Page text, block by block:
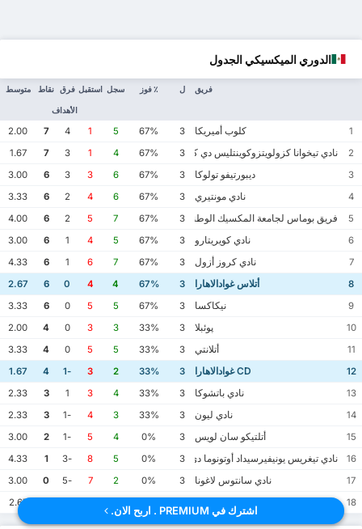
الدوري الميكسيكي الجدول
فريق ل ٪ فوز سجل استقبل فرق
الأهداف
نقاط متوسط
1 كلوب أميريكا 3
67%
5
1
4
7
2.00
2
نادي تيخوانا كزولويتزوكوينتليس دي كاليينتي
3
67%
4
1
3
7
1.67
3
ديبورتيفو تولوكا 3
67%
6
3
3
6
3.00
4
نادي مونتيري 3
67%
6
4
2
6
3.33
5
فريق بوماس لجامعة المكسيك الوطنية المستقلة
3
67%
7
5
2
6
4.00
6
نادي كويريتارو 3
67%
5
4
1
6
3.00
7
نادي كروز أزول 3
67%
7
6
1
6
4.33
8
أتلاس غوادالاهارا 3
67%
4
4
0
6
2.67
9
نيكاكسا 3
67%
5
5
0
6
3.33
10
پوئبلا 3
33%
3
3
0
4
2.00
11
أتلانتي 3
33%
5
5
0
4
3.33
12
3
33%
2
3
-1
4
1.67
13
نادي باتشوكا 3
33%
4
3
1
3
2.33
14
نادي ليون 3
33%
3
4
-1
3
2.33
15
أتلتيكو سان لويس 3
0%
4
5
-1
2
3.00
16
نادي تيغريس يونيفيرسيداد أوتونوما دي نويفو ليون
3
0%
5
8
-3
1
4.33
17
نادي سانتوس لاغونا 3
0%
2
7
-5
0
3.00
18
2.67
اشترك في PREMIUM . اربح الان.